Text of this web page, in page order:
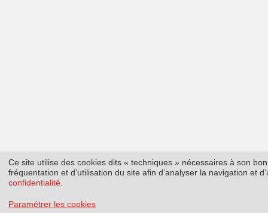
Ce site utilise des cookies dits « techniques » nécessaires à son
fréquentation et d’utilisation du site afin d’analyser la navigation et
confidentialité
Paramétrer les cookies